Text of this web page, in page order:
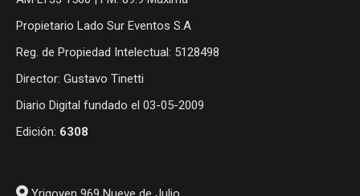
Propietario Lado Sur Eventos S.A
Reg. de Propiedad Intelectual: 5128498
Director: Gustavo Tinetti
Diario Digital fundado el 03-05-2009
Edición: 6308